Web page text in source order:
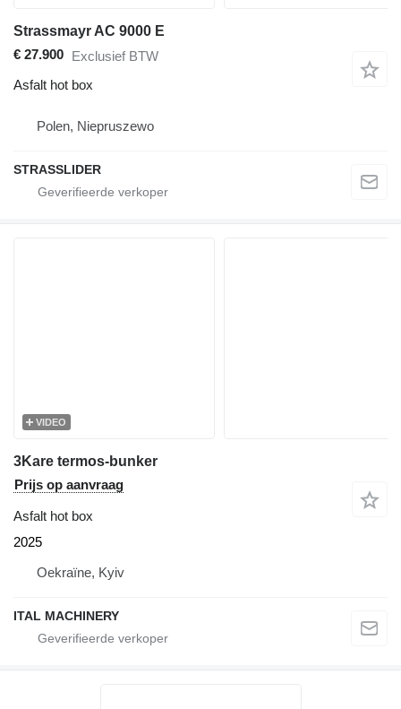
Strassmayr AC 9000 E
€ 27.900 Exclusief BTW
Asfalt hot box
Polen, Niepruszewo
STRASSLIDER
VIDEO
3Kare termos-bunker
Prijs op aanvraag
Asfalt hot box
2025
Oekraïne, Kyiv
ITAL MACHINERY